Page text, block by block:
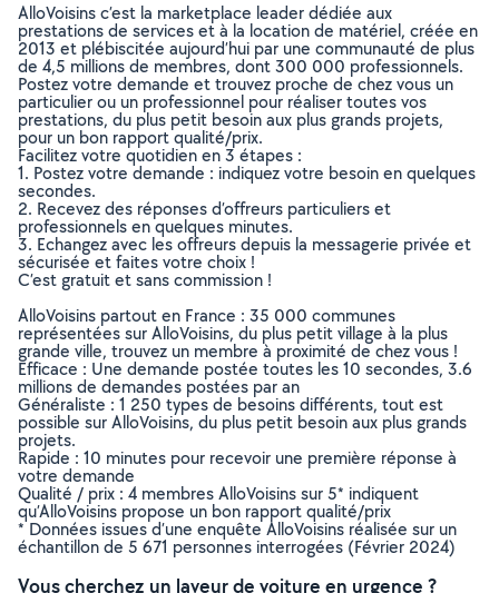
AlloVoisins c’est la marketplace leader dédiée aux
prestations de services et à la location de matériel, créée en
2013 et plébiscitée aujourd’hui par une communauté de plus
de 4,5 millions de membres, dont 300 000 professionnels.
Postez votre demande et trouvez proche de chez vous un
particulier ou un professionnel pour réaliser toutes vos
prestations, du plus petit besoin aux plus grands projets,
pour un bon rapport qualité/prix.
Facilitez votre quotidien en 3 étapes :
1. Postez votre demande : indiquez votre besoin en quelques
secondes.
2. Recevez des réponses d’offreurs particuliers et
professionnels en quelques minutes.
3. Echangez avec les offreurs depuis la messagerie privée et
sécurisée et faites votre choix !
C’est gratuit et sans commission !
AlloVoisins partout en France : 35 000 communes
représentées sur AlloVoisins, du plus petit village à la plus
grande ville, trouvez un membre à proximité de chez vous !
Efficace : Une demande postée toutes les 10 secondes, 3.6
millions de demandes postées par an
Généraliste : 1 250 types de besoins différents, tout est
possible sur AlloVoisins, du plus petit besoin aux plus grands
projets.
Rapide : 10 minutes pour recevoir une première réponse à
votre demande
Qualité / prix : 4 membres AlloVoisins sur 5* indiquent
qu’AlloVoisins propose un bon rapport qualité/prix
* Données issues d’une enquête AlloVoisins réalisée sur un
échantillon de 5 671 personnes interrogées (Février 2024)
Vous cherchez un laveur de voiture en urgence ?